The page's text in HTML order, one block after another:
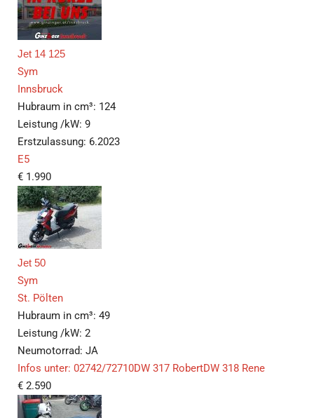
Jet 14 125
Sym
Innsbruck
Hubraum in cm³: 124
Leistung /kW: 9
Erstzulassung: 6.2023
E5
€ 1.990
Jet 50
Sym
St. Pölten
Hubraum in cm³: 49
Leistung /kW: 2
Neumotorrad: JA
Infos unter: 02742/72710DW 317 RobertDW 318 Rene
€ 2.590